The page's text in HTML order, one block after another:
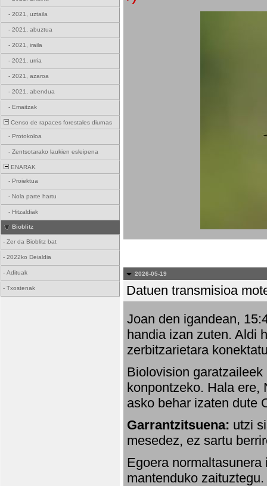
- 2021, uztaila
- 2021, abuztua
- 2021, iraila
- 2021, urria
- 2021, azaroa
- 2021, abendua
- Emaitzak
Censo de rapaces forestales diurnas
- Protokoloa
- Zentsotarako laukien esleipena
ENARAK
- Proiektua
- Nola parte hartu
- Hitzaldiak
Bioblitz
- Zer da Bioblitz bat
- 2022ko Deialdia
- Adituak
- Txostenak
2026-05-19
Datuen transmisioa
Joan den igandean,
handia izan zuten. Aldi
zerbitzarietara
Biolovision
konpontzeko. Hala ere,
asko behar izaten dute
Garrantzitsuena: utzi
mesedez, ez sartu
Egoera
mantenduko